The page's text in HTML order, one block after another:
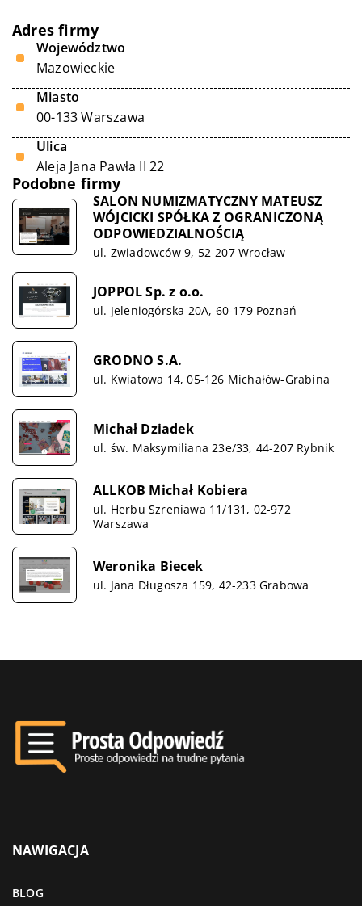
Adres firmy
Województwo
Mazowieckie
Miasto
00-133 Warszawa
Ulica
Aleja Jana Pawła II 22
Podobne firmy
SALON NUMIZMATYCZNY MATEUSZ
WÓJCICKI SPÓŁKA Z OGRANICZONĄ
ODPOWIEDZIALNOŚCIĄ
ul. Zwiadowców 9, 52-207 Wrocław
JOPPOL Sp. z o.o.
ul. Jeleniogórska 20A, 60-179 Poznań
GRODNO S.A.
ul. Kwiatowa 14, 05-126 Michałów-Grabina
Michał Dziadek
ul. św. Maksymiliana 23e/33, 44-207 Rybnik
ALLKOB Michał Kobiera
ul. Herbu Szreniawa 11/131, 02-972
Warszawa
Weronika Biecek
ul. Jana Długosza 159, 42-233 Grabowa
NAWIGACJA
BLOG